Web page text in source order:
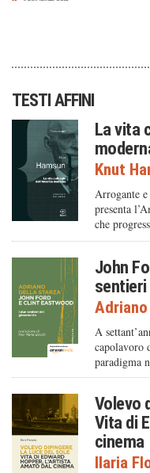
TESTI AFFINI
La vita
Knut
Arrogante e
presenta
che
John
A
capolavoro
paradigma
Volevo
Vita di
cinema
Ilaria